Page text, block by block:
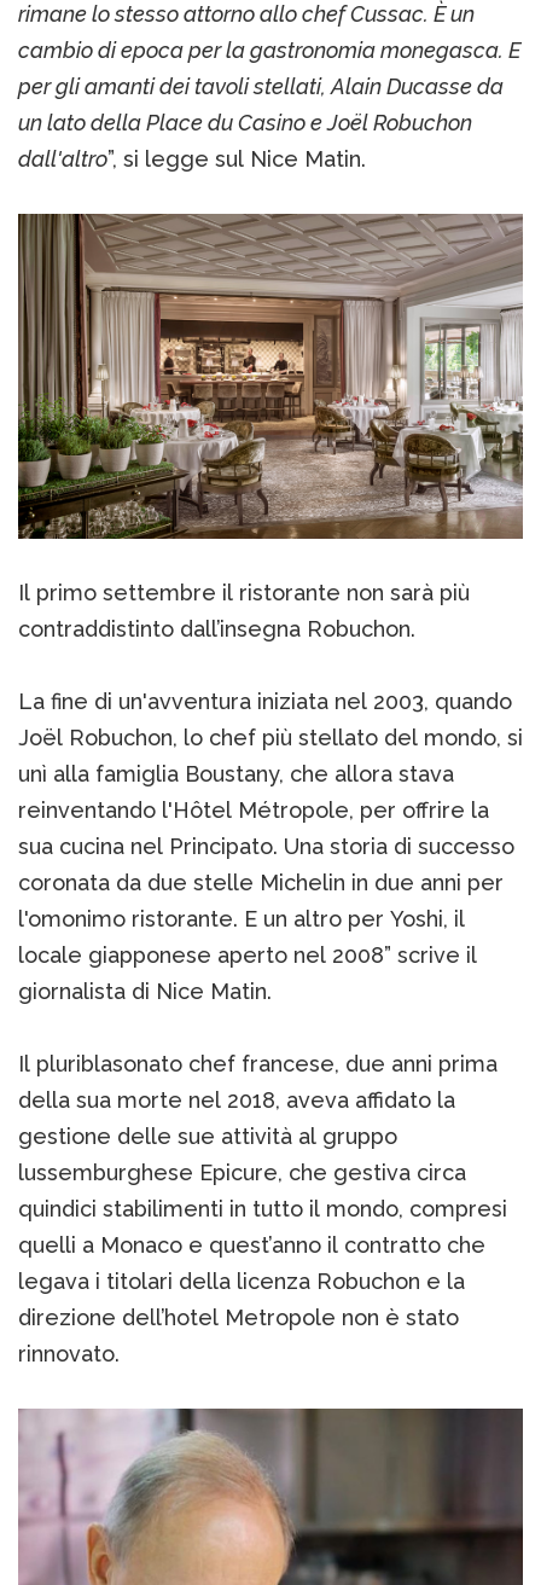
rimane lo stesso attorno allo chef Cussac. È un
cambio di epoca per la gastronomia monegasca. E
per gli amanti dei tavoli stellati, Alain Ducasse da
un lato della Place du Casino e Joël Robuchon
dall'altro”, si legge sul Nice Matin.
Il primo settembre il ristorante non sarà più
contraddistinto dall’insegna Robuchon.
La fine di un'avventura iniziata nel 2003, quando
Joël Robuchon, lo chef più stellato del mondo, si
unì alla famiglia Boustany, che allora stava
reinventando l'Hôtel Métropole, per offrire la
sua cucina nel Principato. Una storia di successo
coronata da due stelle Michelin in due anni per
l'omonimo ristorante. E un altro per Yoshi, il
locale giapponese aperto nel 2008” scrive il
giornalista di Nice Matin.
Il pluriblasonato chef francese, due anni prima
della sua morte nel 2018, aveva affidato la
gestione delle sue attività al gruppo
lussemburghese Epicure, che gestiva circa
quindici stabilimenti in tutto il mondo, compresi
quelli a Monaco e quest’anno il contratto che
legava i titolari della licenza Robuchon e la
direzione dell’hotel Metropole non è stato
rinnovato.